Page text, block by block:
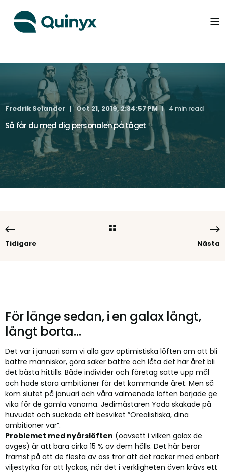
Fredrik Selander Oct 21, 2019, 2:34:57 PM 4 min read
Så får du med dig personalen på tåget
Tidigare Nästa
För länge sedan, i en galax långt,
långt borta…
Det var i januari som vi alla gav optimistiska löften om att bli
bättre människor, göra saker bättre och låta det här året bli
det bästa hittills. Både individer och företag satte upp mål
och hade stora ambitioner för det kommande året. Men så
kom slutet på januari och våra välmenade löften började ge
vika för de gamla vanorna. Jedimästaren Yoda skakade på
huvudet och suckade ett besviket ”Orealistiska, dina
ambitioner var”.
Problemet med nyårslöften (oavsett i vilken galax de
avges) är att bara cirka 15 % av dem hålls. Det här beror
främst på att de flesta av oss tror att det räcker med enbart
viljestyrka för att lyckas, när det i verkligheten även krävs ett